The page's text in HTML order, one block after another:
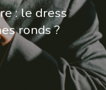
: le dress
ronds ?